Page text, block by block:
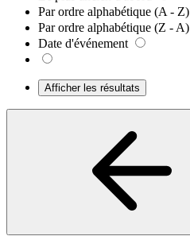
Par ordre alphabétique (A - Z)
Par ordre alphabétique (Z - A)
Date d'événement
Afficher les résultats